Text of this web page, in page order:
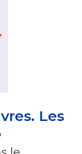
Les